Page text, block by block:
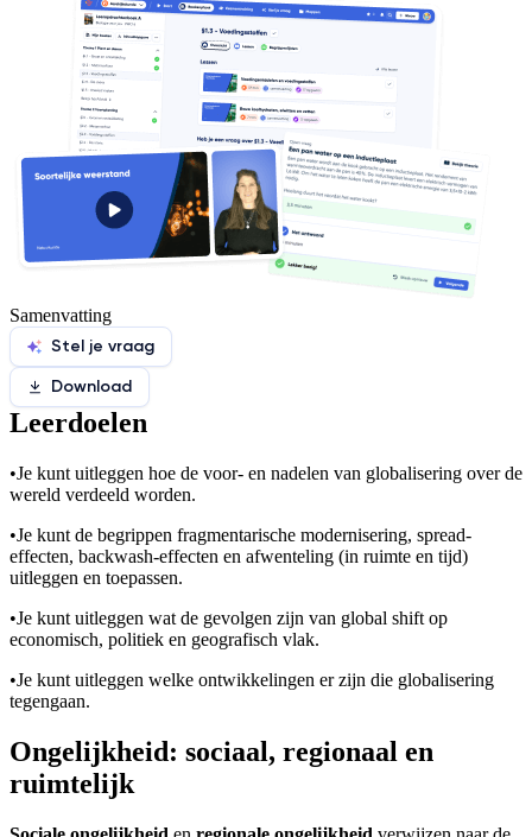
Samenvatting
Stel je vraag
Download
Leerdoelen
•Je kunt uitleggen hoe de voor- en nadelen van globalisering over de
wereld verdeeld worden.
•Je kunt de begrippen fragmentarische modernisering, spread-
effecten, backwash-effecten en afwenteling (in ruimte en tijd)
uitleggen en toepassen.
•Je kunt uitleggen wat de gevolgen zijn van global shift op
economisch, politiek en geografisch vlak.
•Je kunt uitleggen welke ontwikkelingen er zijn die globalisering
tegengaan.
Ongelijkheid: sociaal, regionaal en
ruimtelijk